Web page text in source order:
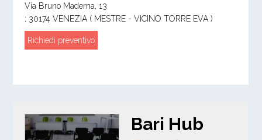
Via Bruno Maderna, 13
; 30174VENEZIA ( MESTRE - VICINO TORRE EVA )
Richiedi preventivo
Bari Hub